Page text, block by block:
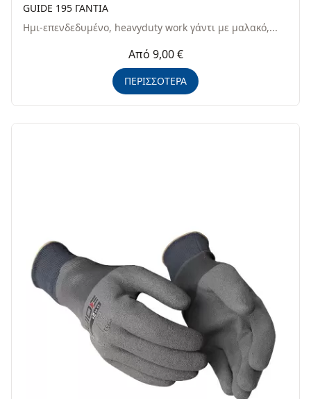
GUIDE 195 ΓΑΝΤΙΑ
Ημι-επενδεδυμένo, heavyduty work γάντι με μαλακό,...
Από 9,00 €
ΠΕΡΙΣΣΟΤΕΡΑ